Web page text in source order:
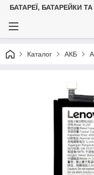
БАТАРЕЇ, БАТАРЕЙКИ
Каталог АКБ